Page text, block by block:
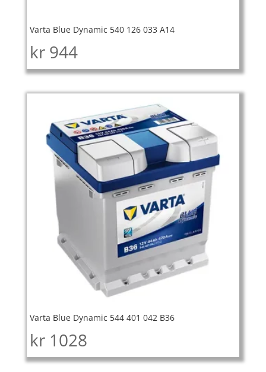
Varta Blue Dynamic 540 126 033 A14
kr 944
Varta Blue Dynamic 544 401 042 B36
kr 1028